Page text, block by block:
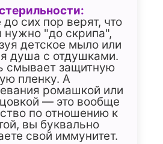
сих пор верят, что
нужно "до скрипа",
детское мыло или
душа с отдушками.
смывает защитную
пленку. А
ромашкой или
— это вообще
по отношению к
вы буквально
свой иммунитет.